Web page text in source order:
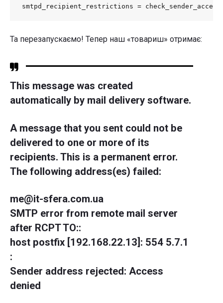
smtpd_recipient_restrictions =
Та перезапускаємо! Тепер наш «товариш» отримає:
This message was created
automatically by mail delivery software.
A message that you sent could not be
delivered to one or more of its
recipients. This is a permanent error.
The following address(es) failed:
me@it-sfera.com.ua
SMTP error from remote mail server
after RCPT TO::
host postfix [192.168.22.13]: 554 5.7.1
:
Sender address rejected: Access
denied